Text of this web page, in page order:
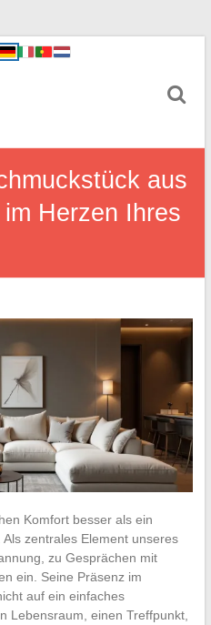
aus
Herzen Ihres
Komfort besser als ein
zentrales Element unseres
zu Gesprächen mit
ein. Seine Präsenz im
auf ein einfaches
Lebensraum, einen Treffpunkt,